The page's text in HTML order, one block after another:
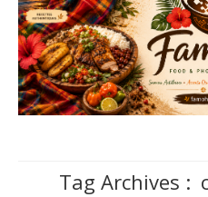
Tag Archives :